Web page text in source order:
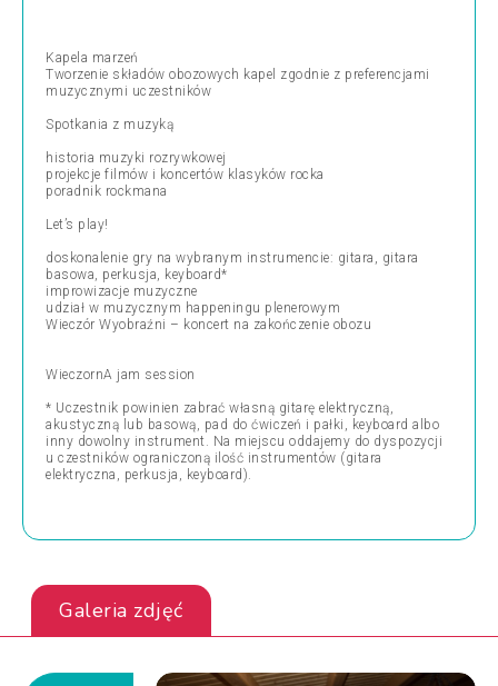
Kapela marzeń
Tworzenie składów obozowych kapel zgodnie z preferencjami
muzycznymi uczestników
Spotkania z muzyką
historia muzyki rozrywkowej
projekcje filmów i koncertów klasyków rocka
poradnik rockmana
Let’s play!
doskonalenie gry na wybranym instrumencie: gitara, gitara
basowa, perkusja, keyboard*
improwizacje muzyczne
udział w muzycznym happeningu plenerowym
Wieczór Wyobraźni – koncert na zakończenie obozu
WieczornA jam session
* Uczestnik powinien zabrać własną gitarę elektryczną,
akustyczną lub basową, pad do ćwiczeń i pałki, keyboard albo
inny dowolny instrument. Na miejscu oddajemy do dyspozycji
u czestników ograniczoną ilość instrumentów (gitara
elektryczna, perkusja, keyboard).
Galeria zdjęć